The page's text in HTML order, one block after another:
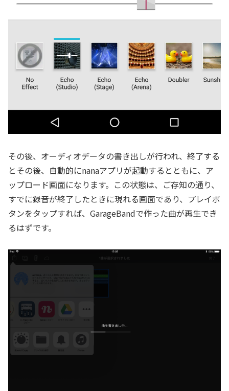
その後、オーディオデータの書き出しが行われ、終了する
とその後、自動的にnanaアプリが起動するとともに、ア
ップロード画面になります。この状態は、ご存知の通り、
すでに録音が終了したときに現れる画面であり、プレイボ
タンをタップすれば、GarageBandで作った曲が再生でき
るはずです。